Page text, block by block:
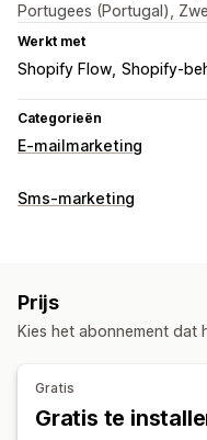
Portugees (Portugal),
Werkt met
Shopify Flow Shopify-
Categorieën
E-mailmarketing
Soorten campagnes
Verlaten productpagina
Terugwinmails Drip-
Campagnes beheren
Bewerkingstool
Sms-marketing
Conversiestatistieken
Prijs
Kies het abonnement dat
Gratis
Gratis te